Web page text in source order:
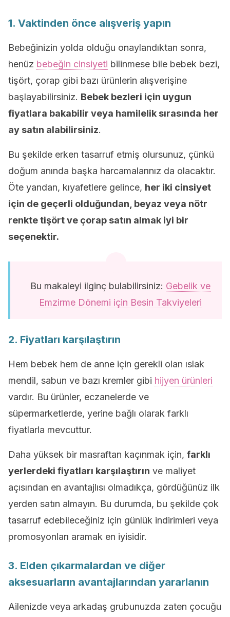
1. Vaktinden önce alışveriş yapın
Bebeğinizin yolda olduğu onaylandıktan sonra,
henüz bebeğin cinsiyeti bilinmese bile bebek bezi,
tişört, çorap gibi bazı ürünlerin alışverişine
başlayabilirsiniz. Bebek bezleri için uygun
fiyatlara bakabilir veya hamilelik sırasında her
ay satın alabilirsiniz.
Bu şekilde erken tasarruf etmiş olursunuz, çünkü
doğum anında başka harcamalarınız da olacaktır.
Öte yandan, kıyafetlere gelince, her iki cinsiyet
için de geçerli olduğundan, beyaz veya nötr
renkte tişört ve çorap satın almak iyi bir
seçenektir.
Bu makaleyi ilginç bulabilirsiniz: Gebelik ve
Emzirme Dönemi için Besin Takviyeleri
2. Fiyatları karşılaştırın
Hem bebek hem de anne için gerekli olan ıslak
mendil, sabun ve bazı kremler gibi hijyen ürünleri
vardır. Bu ürünler, eczanelerde ve
süpermarketlerde, yerine bağlı olarak farklı
fiyatlarla mevcuttur.
Daha yüksek bir masraftan kaçınmak için, farklı
yerlerdeki fiyatları karşılaştırın ve maliyet
açısından en avantajlısı olmadıkça, gördüğünüz ilk
yerden satın almayın. Bu durumda, bu şekilde çok
tasarruf edebileceğiniz için günlük indirimleri veya
promosyonları aramak en iyisidir.
3. Elden çıkarmalardan ve diğer
aksesuarların avantajlarından yararlanın
Ailenizde veya arkadaş grubunuzda zaten çocuğu